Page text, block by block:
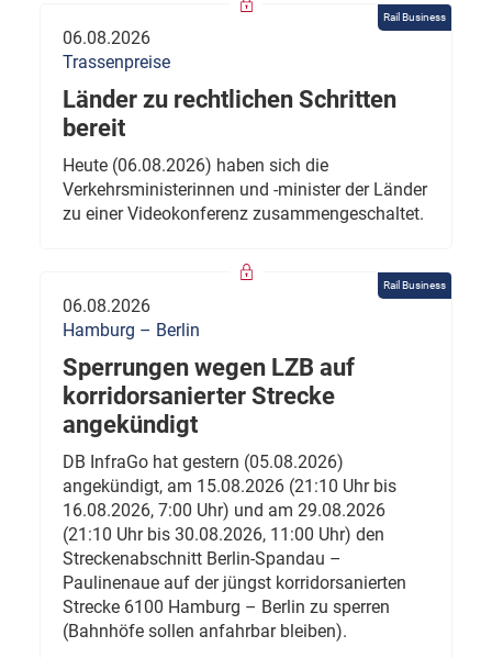
Rail Business
06.08.2026
Trassenpreise
Länder zu rechtlichen Schritten
bereit
Heute (06.08.2026) haben sich die
Verkehrsministerinnen und -minister der Länder
zu einer Videokonferenz zusammengeschaltet.
Rail Business
06.08.2026
Hamburg – Berlin
Sperrungen wegen LZB auf
korridorsanierter Strecke
angekündigt
DB InfraGo hat gestern (05.08.2026)
angekündigt, am 15.08.2026 (21:10 Uhr bis
16.08.2026, 7:00 Uhr) und am 29.08.2026
(21:10 Uhr bis 30.08.2026, 11:00 Uhr) den
Streckenabschnitt Berlin-Spandau –
Paulinenaue auf der jüngst korridorsanierten
Strecke 6100 Hamburg – Berlin zu sperren
(Bahnhöfe sollen anfahrbar bleiben).